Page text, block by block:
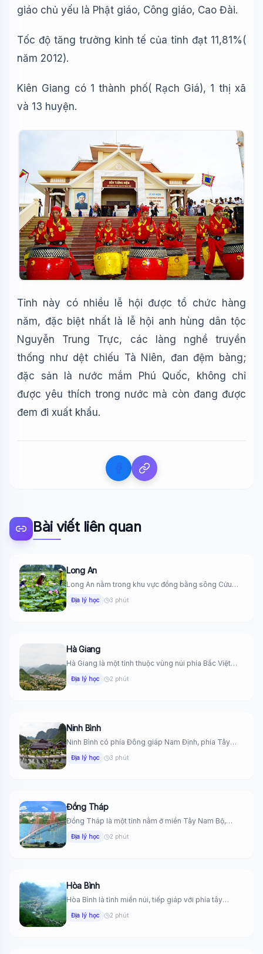
giáo chủ yếu là Phật giáo, Công giáo, Cao Đài.
Tốc độ tăng trưởng kinh tế của tỉnh đạt 11,81%(
năm 2012).
Kiên Giang có 1 thành phố( Rạch Giá), 1 thị xã
và 13 huyện.
Tỉnh này có nhiều lễ hội được tổ chức hàng
năm, đặc biệt nhất là lễ hội anh hùng dân tộc
Nguyễn Trung Trực, các làng nghề truyền
thống như dệt chiếu Tà Niên, đan đệm bàng;
đặc sản là nước mắm Phú Quốc, không chỉ
được yêu thích trong nước mà còn đang được
đem đi xuất khẩu.
Bài viết liên quan
Long An
Long An nằm trong khu vực đồng bằng sông Cửu
Địa lý học 3 phút
Hà Giang
Hà Giang là một tỉnh thuộc vùng núi phía Bắc Việt
Địa lý học 2 phút
Ninh Bình
Ninh Bình có phía Đông giáp Nam Định, phía Tây
Địa lý học 3 phút
Đồng Tháp
Đồng Tháp là một tỉnh nằm ở miền Tây Nam Bộ,
Địa lý học 2 phút
Hòa Bình
Hòa Bình là tỉnh miền núi, tiếp giáp với phía tây
Địa lý học 2 phút